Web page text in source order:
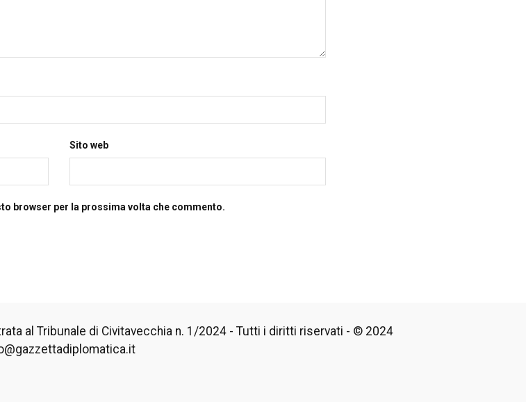
Sito web
browser per la prossima volta che commento.
al Tribunale di Civitavecchia n. 1/2024 - Tutti i diritti riservati - © 2024